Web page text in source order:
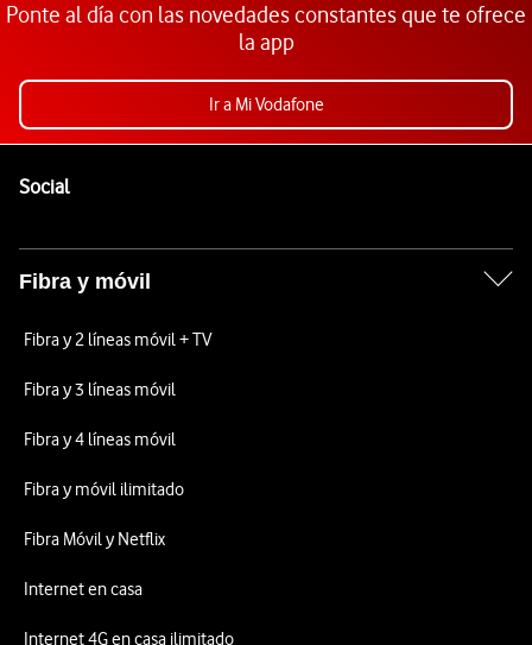
Ponte al día con las novedades constantes que te ofrece
la app
Ir a Mi Vodafone
SocialEnlaces a las redes sociales de Vodafone
Fibra y móvil
Fibra y 2 líneas móvil + TV
Fibra y 3 líneas móvil
Fibra y 4 líneas móvil
Fibra y móvil ilimitado
Fibra Móvil y Netflix
Internet en casa
Internet 4G en casa ilimitado